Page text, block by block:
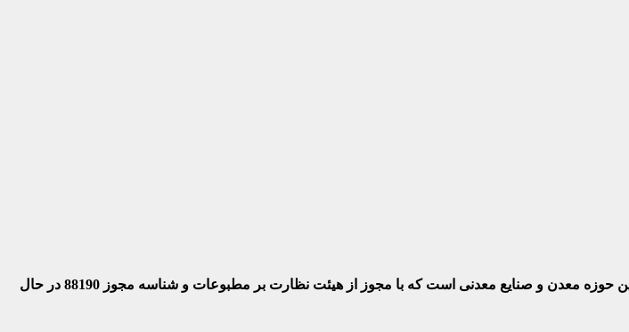
حوزه معدن و صنایع معدنی‌ است که با مجوز از هیئت نظارت بر مطبوعات
و شناسه مجوز 88190 در حال